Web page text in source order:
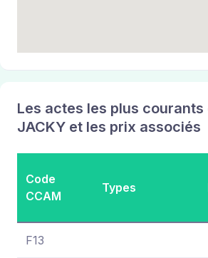
Les actes les plus courants
JACKY et les prix associés
Code
CCAM
Types
F13